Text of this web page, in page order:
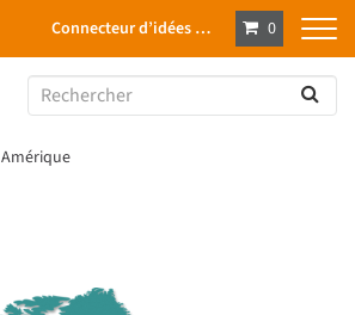
Connecteur d’idées … 0
Amérique